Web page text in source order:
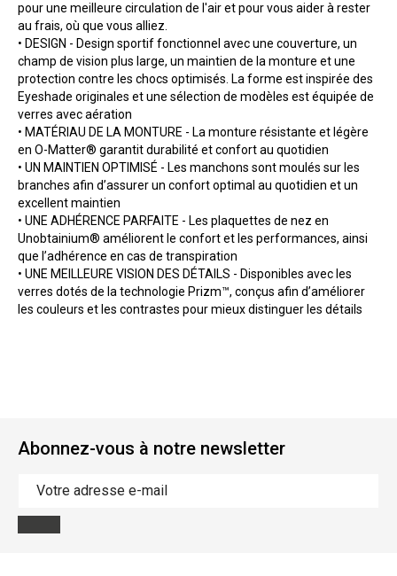
pour une meilleure circulation de l'air et pour vous aider à rester
au frais, où que vous alliez.
• DESIGN - Design sportif fonctionnel avec une couverture, un
champ de vision plus large, un maintien de la monture et une
protection contre les chocs optimisés. La forme est inspirée des
Eyeshade originales et une sélection de modèles est équipée de
verres avec aération
• MATÉRIAU DE LA MONTURE - La monture résistante et légère
en O-Matter® garantit durabilité et confort au quotidien
• UN MAINTIEN OPTIMISÉ - Les manchons sont moulés sur les
branches afin d’assurer un confort optimal au quotidien et un
excellent maintien
• UNE ADHÉRENCE PARFAITE - Les plaquettes de nez en
Unobtainium® améliorent le confort et les performances, ainsi
que l’adhérence en cas de transpiration
• UNE MEILLEURE VISION DES DÉTAILS - Disponibles avec les
verres dotés de la technologie Prizm™, conçus afin d’améliorer
les couleurs et les contrastes pour mieux distinguer les détails
Abonnez-vous à notre newsletter